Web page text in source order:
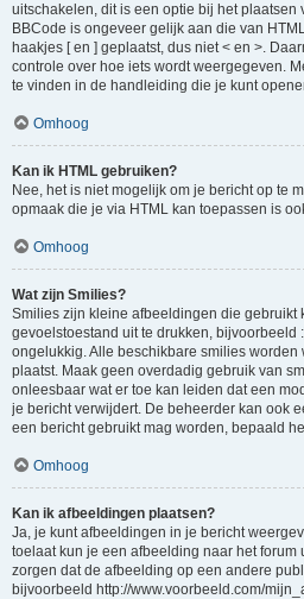
uitschakelen, dit is een optie bij het plaatsen
BBCode is ongeveer gelijk aan die van
haakjes [ en ] geplaatst, dus niet < en >.
controle over hoe iets wordt weergegeven.
te vinden in de handleiding die je kunt
Omhoog
Kan ik HTML gebruiken?
Nee, het is niet mogelijk om je bericht op te
opmaak die je via HTML kan toepassen is
Omhoog
Wat zijn Smilies?
Smilies zijn kleine afbeeldingen die gebruikt
gevoelstoestand uit te drukken, bijvoorbeeld
ongelukkig. Alle beschikbare smilies
plaatst. Maak geen overdadig gebruik van
onleesbaar wat er toe kan leiden dat een
je bericht verwijdert. De beheerder kan ook
een bericht gebruikt mag worden, bepaald
Omhoog
Kan ik afbeeldingen plaatsen?
Ja, je kunt afbeeldingen in je bericht
toelaat kun je een afbeelding naar het forum
zorgen dat de afbeelding op een andere
bijvoorbeeld http://www.voorbeeld.com/